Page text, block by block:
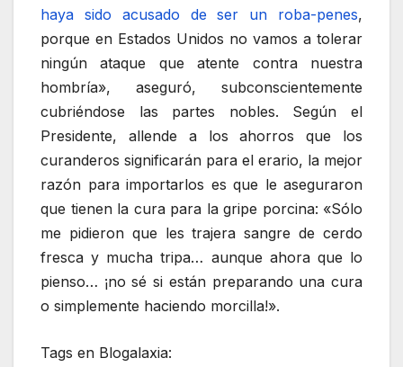
haya sido acusado de ser un roba-penes,
porque en Estados Unidos no vamos a tolerar
ningún ataque que atente contra nuestra
hombría», aseguró, subconscientemente
cubriéndose las partes nobles. Según el
Presidente, allende a los ahorros que los
curanderos significarán para el erario, la mejor
razón para importarlos es que le aseguraron
que tienen la cura para la gripe porcina: «Sólo
me pidieron que les trajera sangre de cerdo
fresca y mucha tripa… aunque ahora que lo
pienso… ¡no sé si están preparando una cura
o simplemente haciendo morcilla!».
Tags en Blogalaxia: